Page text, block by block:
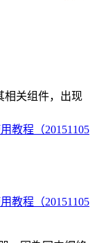
相关组件，出现